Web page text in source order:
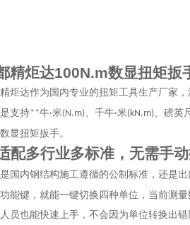
精炬达100N.m数显扭矩扳
炬达作为国内专业的扭矩工具生产厂家
支持**牛·米(N.m)、千牛·米(kN.m)、磅英
显扭矩扳手。
配多行业多标准，无需手
国内钢结构施工遵循的公制标准，还是
能键，就能一键切换四种单位，当前测
员也能快速上手，不会因为单位转换出错